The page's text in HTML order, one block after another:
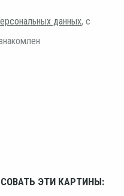
данных, с
ЭТИ КАРТИНЫ: